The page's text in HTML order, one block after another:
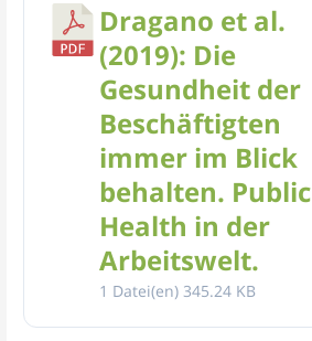
Dragano et al.
(2019): Die
Gesundheit der
Beschäftigten
immer im Blick
behalten. Public
Health in der
Arbeitswelt.
1 Datei(en) 345.24 KB